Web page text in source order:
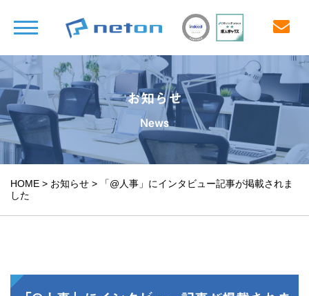
お知らせ
News
HOME > お知らせ >
「@人事」にインタビュー記事が掲載されま
した